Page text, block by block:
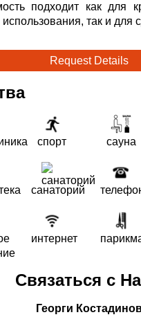
подходит как для
использования, так и для
Request Details
спорт сауна
санаторий
интернет
Связаться с
Георги